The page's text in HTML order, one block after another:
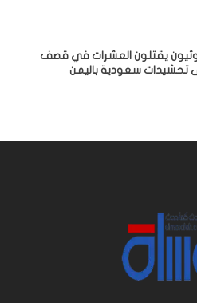
يقتلون العشرات في قصف
تحشيدات سعودية باليمن